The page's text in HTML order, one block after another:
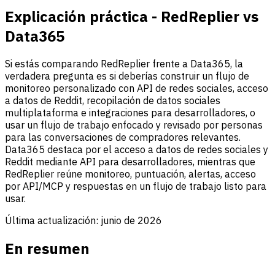
Explicación práctica - RedReplier vs
Data365
Si estás comparando RedReplier frente a Data365, la
verdadera pregunta es si deberías construir un flujo de
monitoreo personalizado con API de redes sociales, acceso
a datos de Reddit, recopilación de datos sociales
multiplataforma e integraciones para desarrolladores, o
usar un flujo de trabajo enfocado y revisado por personas
para las conversaciones de compradores relevantes.
Data365 destaca por el acceso a datos de redes sociales y
Reddit mediante API para desarrolladores, mientras que
RedReplier reúne monitoreo, puntuación, alertas, acceso
por API/MCP y respuestas en un flujo de trabajo listo para
usar.
Última actualización: junio de 2026
En resumen